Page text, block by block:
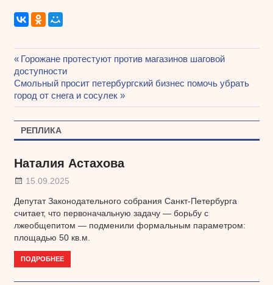
Навигация
по
записям
Предыдущая
запись:
Горожане протестуют против магазинов шаговой
доступности
Следующая
запись:
Смольный просит петербургский бизнес помочь убрать
город от снега и сосулек
РЕПЛИКА
Наталия Астахова
15.09.2025
Депутат Законодательного собрания Санкт-Петербурга
считает, что первоначальную задачу — борьбу с
лжеобщепитом — подменили формальным параметром:
площадью 50 кв.м.
ПОДРОБНЕЕ